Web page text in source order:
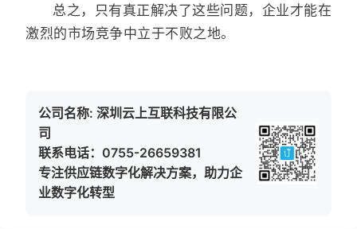
总之，只有真正解决了这些问题，企业才能在
激烈的市场竞争中立于不败之地。
公司名称: 深圳云上互联科技有限公
司
联系电话：0755-26659381
专注供应链数字化解决方案，助力企
业数字化转型